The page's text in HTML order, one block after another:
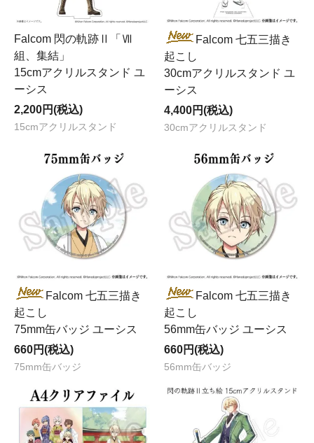
Falcom 閃の軌跡Ⅱ「Ⅶ
組、集結」
15cmアクリルスタンド ユ
ーシス
2,200円(税込)
15cmアクリルスタンド
Falcom 七五三描き
起こし
30cmアクリルスタンド ユ
ーシス
4,400円(税込)
30cmアクリルスタンド
Falcom 七五三描き
起こし
75mm缶バッジ ユーシス
660円(税込)
75mm缶バッジ
Falcom 七五三描き
起こし
56mm缶バッジ ユーシス
660円(税込)
56mm缶バッジ